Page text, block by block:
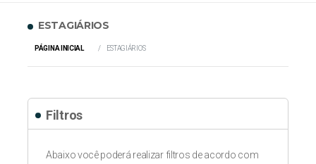
ESTAGIÁRIOS
PÁGINA INICIAL ESTAGIÁRIOS
Filtros
Abaixo você poderá realizar filtros de acordo com